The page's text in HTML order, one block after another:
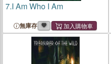
7.I Am Who I Am
無庫存